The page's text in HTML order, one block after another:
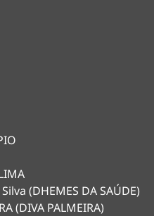
(DHEMES DA SAÚDE)
(DIVA PALMEIRA)